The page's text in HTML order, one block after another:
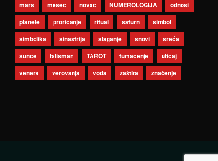
mars
mesec novac NUMEROLOGIJA
odnosi
planete
proricanje ritual saturn
simbol
simbolika
sinastrija slaganje snovi
sreća
sunce
talisman TAROT tumačenje
uticaj
venera
verovanja voda zaštita značenje